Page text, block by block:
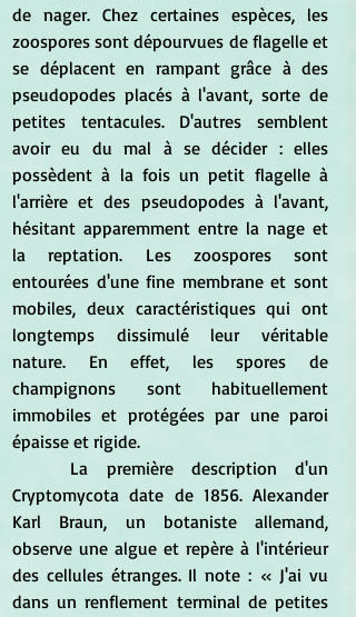
de nager. Chez certaines espèces, les
zoospores sont dépourvues de flagelle et
se déplacent en rampant grâce à des
pseudopodes placés à l'avant, sorte de
petites tentacules. D'autres semblent
avoir eu du mal à se décider : elles
possèdent à la fois un petit flagelle à
l'arrière et des pseudopodes à l'avant,
hésitant apparemment entre la nage et
la reptation. Les zoospores sont
entourées d'une fine membrane et sont
mobiles, deux caractéristiques qui ont
longtemps dissimulé leur véritable
nature. En effet, les spores de
champignons sont habituellement
immobiles et protégées par une paroi
épaisse et rigide.
Cryptomycota date de 1856. Alexander
Karl Braun, un botaniste allemand,
observe une algue et repère à l'intérieur
des cellules étranges. Il note : « J'ai vu
dans un renflement terminal de petites